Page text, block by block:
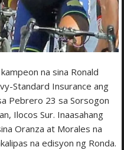
na sina Ronald
Standard Insurance ang
Pebrero 23 sa Sorsogon
Ilocos Sur. Inaasahang
Oranza at Morales na
na edisyon ng Ronda.